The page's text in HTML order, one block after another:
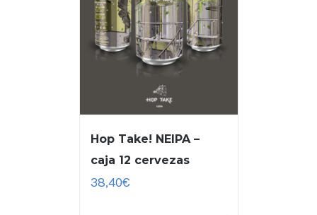
Hop Take! NEIPA –
caja 12 cervezas
38,40€